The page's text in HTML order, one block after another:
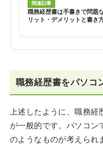
関連記事
職務経歴書は手書きで問題
リット・デメリットと書き
職務経歴書をパソコ
上述したように、職務経
が一般的です。パソコン
のようなものが考えられ